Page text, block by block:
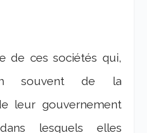
de ces sociétés qui,
souvent de la
leur gouvernement
lesquels elles